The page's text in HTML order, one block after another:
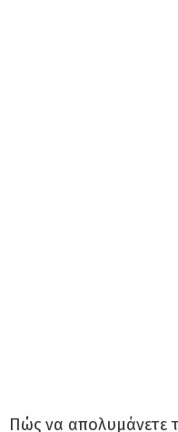
Πώς να απολυμάνετε